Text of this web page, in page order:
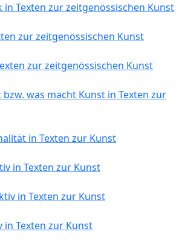
in Texten zur zeitgenössischen Kunst
zur zeitgenössischen Kunst
zur zeitgenössischen Kunst
was macht Kunst in Texten zur
in Texten zur Kunst
in Texten zur Kunst
in Texten zur Kunst
in Texten zur Kunst